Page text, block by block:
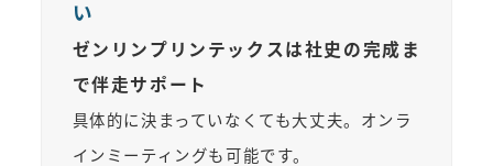
い
ゼンリンプリンテックスは社史の完成ま
で伴走サポート
具体的に決まっていなくても大丈夫。オンラ
インミーティングも可能です。